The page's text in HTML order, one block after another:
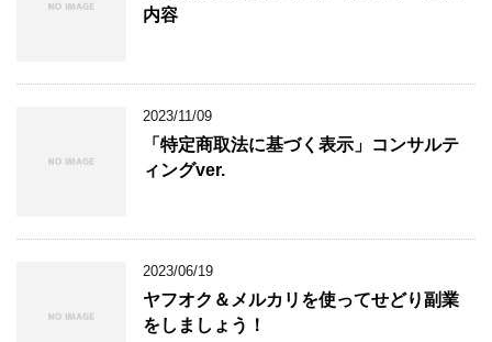
内容
2023/11/09
「特定商取法に基づく表示」コンサルテ
ィングver.
2023/06/19
ヤフオク＆メルカリを使ってせどり副業
をしましょう！